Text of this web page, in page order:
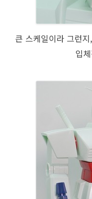
큰 스케일이라 그런
입